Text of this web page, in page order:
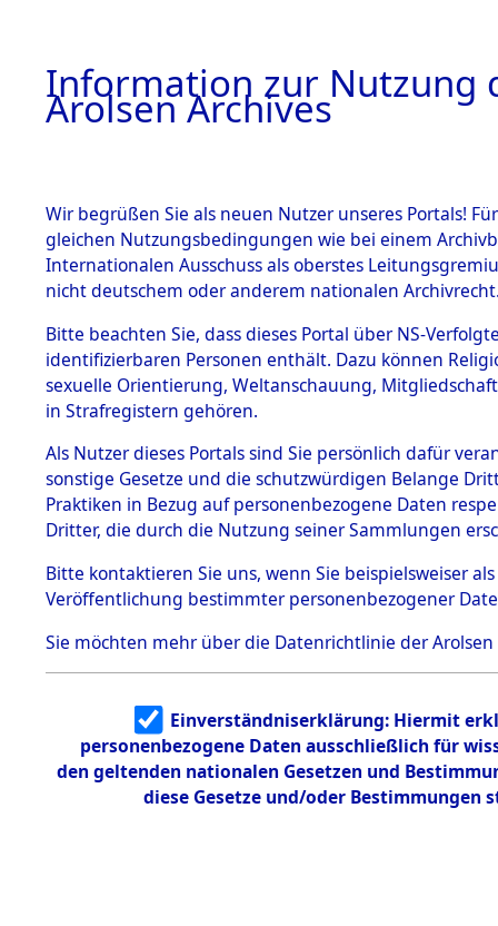
BESTÄNDE
1.
Inhaftierungsdoku
mente
1.2.9 Beim ITS
verwahrte
1.2.9.1
Effekten aus
dem KZ
Dachau
e
1.2.9.2
dem KZ
Bayerisches
ädigungsamt
1.2.9.3
Effekten aus
dem KZ
Neuengamm
3Akten
BOSCHITSCH,
Land
Deutschland
Häftlingsnummer
137963
DOKUMENTE
Information zur Nutzung
Arolsen Archives
Wir begrüßen Sie als neuen Nutzer unseres Portals!
gleichen Nutzungsbedingungen wie bei einem
Internationalen Ausschuss als oberstes
nicht deutschem oder anderem nationalen
Bitte beachten Sie, dass dieses Portal über NS-
identifizierbaren Personen enthält. Dazu können
sexuelle Orientierung, Weltanschauung,
in Strafregistern gehören.
Als Nutzer dieses Portals sind Sie persönlich dafür
sonstige Gesetze und die schutzwürdigen Belange
Praktiken in Bezug auf personenbezogene Daten
Dritter, die durch die Nutzung seiner Sammlungen
Bitte kontaktieren Sie uns, wenn Sie beispielsweiser
Veröffentlichung bestimmter personenbezogener
Sie möchten mehr über die Datenrichtlinie der Arolsen
Einverständniserklärung: Hiermit
personenbezogene Daten ausschließlich für
den geltenden nationalen Gesetzen und
diese Gesetze und/oder Bestimmungen